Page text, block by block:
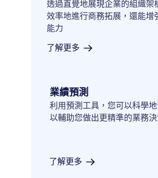
透過直覺地展現企業的組織架
效率地進行商務拓展，還能增
能力
了解更多
業績預測
利用預測工具，您可以科學
以輔助您做出更精準的業務
了解更多